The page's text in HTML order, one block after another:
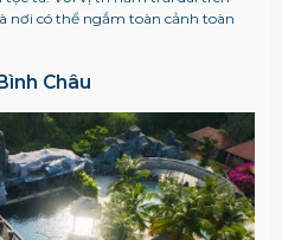
nơi có thể ngắm toàn cảnh toàn
Châu